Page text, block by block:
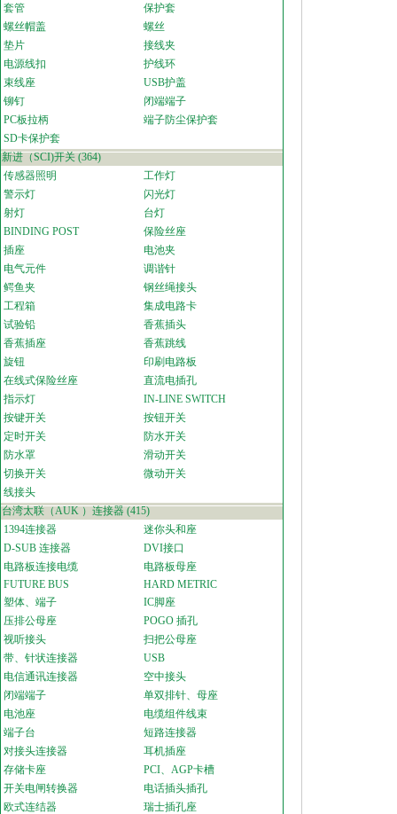
套管
保护套
螺丝帽盖
螺丝
垫片
接线夹
电源线扣
护线环
束线座
USB护盖
铆钉
闭端端子
PC板拉柄
端子防尘保护套
SD卡保护套
新进（SCI)开关 (364)
传感器照明
工作灯
警示灯
闪光灯
射灯
台灯
BINDING POST
保险丝座
插座
电池夹
电气元件
调谐针
鳄鱼夹
钢丝绳接头
工程箱
集成电路卡
试验铅
香蕉插头
香蕉插座
香蕉跳线
旋钮
印刷电路板
在线式保险丝座
直流电插孔
指示灯
IN-LINE SWITCH
按键开关
按钮开关
定时开关
防水开关
防水罩
滑动开关
切换开关
微动开关
线接头
台湾太联（AUK ）连接器 (415)
1394连接器
迷你头和座
D-SUB 连接器
DVI接口
电路板连接电缆
电路板母座
FUTURE BUS
HARD METRIC
塑体、端子
IC脚座
压排公母座
POGO 插孔
视听接头
扫把公母座
带、针状连接器
USB
电信通讯连接器
空中接头
闭端端子
单双排针、母座
电池座
电缆组件线束
端子台
短路连接器
对接头连接器
耳机插座
存储卡座
PCI、AGP卡槽
开关电闸转换器
电话插头插孔
欧式连结器
瑞士插孔座